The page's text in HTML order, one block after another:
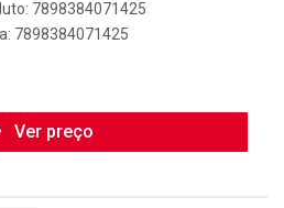
7898384071425
7898384071425
Ver preço